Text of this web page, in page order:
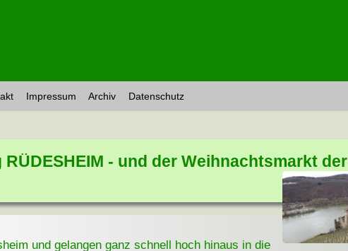
Impressum Archiv Datenschutz
- und der Weihnachtsmarkt der
und gelangen ganz schnell hoch hinaus in die